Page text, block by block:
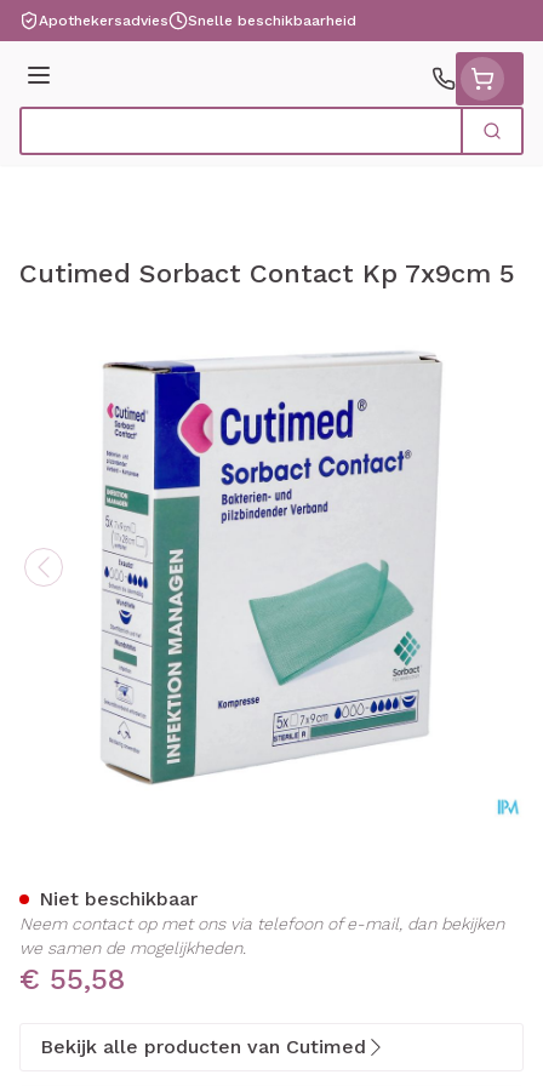
Ga naar de inhoud
Apothekersadvies Snelle beschikbaarheid
Menu
Zoek
Cutimed Sorbact Contact Kp 7x9cm 5
€ 55,58
Niet beschikbaar
Neem contact op met ons via telefoon of e-mail, dan bekijken
we samen de mogelijkheden.
Bekijk alle producten van Cutimed